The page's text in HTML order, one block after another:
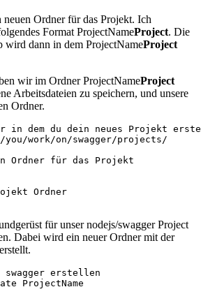
neuen Ordner für das Projekt. Ich
Format ProjectNameProject. Die
wird dann in dem ProjectNameProject
wir im Ordner ProjectNameProject
Arbeitsdateien zu speichern, und unsere
Ordner.
in dem du dein neues Projekt
work/on/swagger/projects/
Ordner für das Projekt
Ordner
für unser nodejs/swagger Project
Dabei wird ein neuer Ordner mit der
swagger erstellen